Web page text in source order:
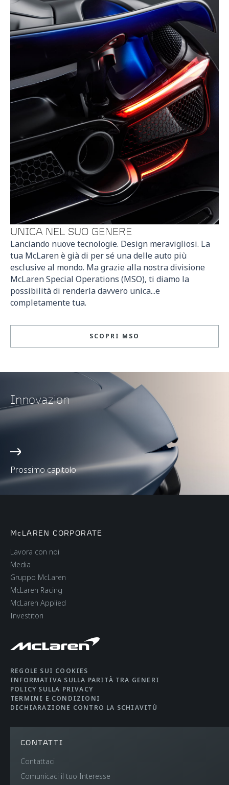
UNICA NEL SUO GENERE
Lanciando nuove tecnologie. Design meravigliosi. La
tua McLaren è già di per sé una delle auto più
esclusive al mondo. Ma grazie alla nostra divisione
McLaren Special Operations (MSO), ti diamo la
possibilità di renderla davvero unica...e
completamente tua.
SCOPRI MSO
Prossimo capitolo
Innovazion
McLAREN CORPORATE
Lavora con noi
Media
Gruppo McLaren
McLaren Racing
McLaren Applied
Investitori
REGOLE SUI COOKIES
INFORMATIVA SULLA PARITÀ TRA GENERI
POLICY SULLA PRIVACY
TERMINI E CONDIZIONI
DICHIARAZIONE CONTRO LA SCHIAVITÙ
CONTATTI
Contattaci
Comunicaci il tuo Interesse